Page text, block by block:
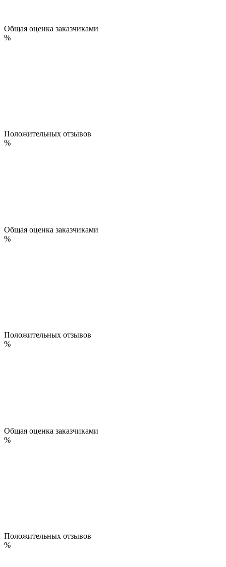
Общая оценка заказчиками
%
Положительных отзывов
%
Общая оценка заказчиками
%
Положительных отзывов
%
Общая оценка заказчиками
%
Положительных отзывов
%